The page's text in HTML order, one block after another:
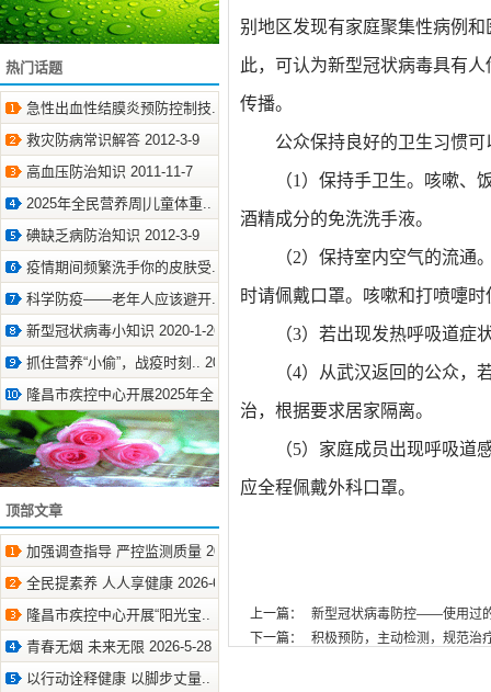
热门话题
急性出血性结膜炎预防控制技.. 2011-11-7
救灾防病常识解答 2012-3-9
高血压防治知识 2011-11-7
2025年全民营养周|儿童体重.. 2025-5-20
碘缺乏病防治知识 2012-3-9
疫情期间频繁洗手你的皮肤受.. 2020-4-3
科学防疫——老年人应该避开.. 2020-3-1
新型冠状病毒小知识 2020-1-26
抓住营养“小偷”，战疫时刻.. 2020-3-17
隆昌市疾控中心开展2025年全.. 2025-9-3
顶部文章
加强调查指导 严控监测质量 2026-8-7
全民提素养 人人享健康 2026-6-30
隆昌市疾控中心开展“阳光宝.. 2026-6-18
青春无烟 未来无限 2026-5-28
以行动诠释健康 以脚步丈量.. 2026-5-14
别地区发现有家庭聚集性病例
此，可认为新型冠状病毒具有
传播。
公众保持良好的卫生习惯可
（1）保持手卫生。咳嗽、
酒精成分的免洗洗手液。
（2）保持室内空气的流通
时请佩戴口罩。咳嗽和打喷嚏
（3）若出现发热呼吸道症
（4）从武汉返回的公众，
治，根据要求居家隔离。
（5）家庭成员出现呼吸道
应全程佩戴外科口罩。
上一篇：
新型冠状病毒防控——使用过
下一篇：
积极预防，主动检测，规范治